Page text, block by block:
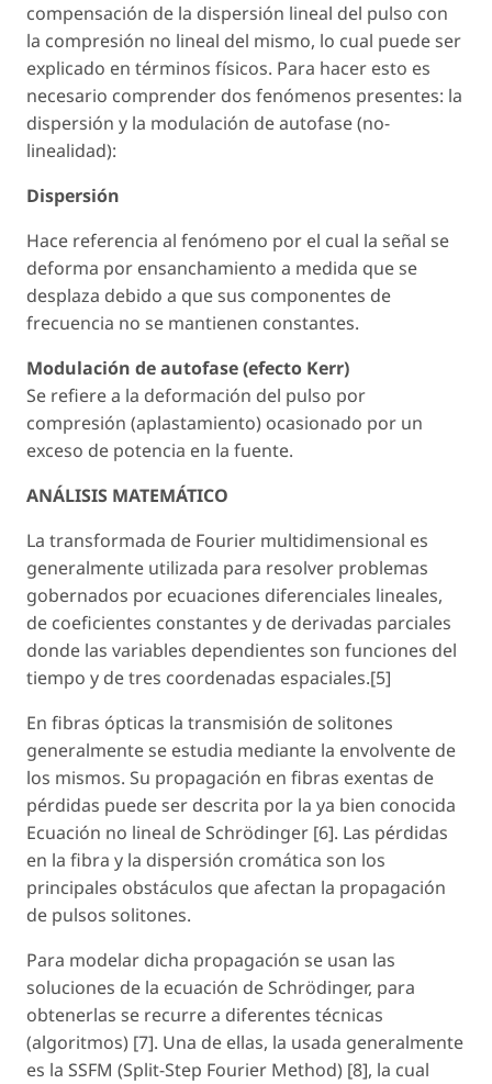
compensación de la dispersión lineal del pulso con
la compresión no lineal del mismo, lo cual puede ser
explicado en términos físicos. Para hacer esto es
necesario comprender dos fenómenos presentes: la
dispersión y la modulación de autofase (no-
linealidad):
Dispersión
Hace referencia al fenómeno por el cual la señal se
deforma por ensanchamiento a medida que se
desplaza debido a que sus componentes de
frecuencia no se mantienen constantes.
Modulación de autofase (efecto Kerr)
Se refiere a la deformación del pulso por
compresión (aplastamiento) ocasionado por un
exceso de potencia en la fuente.
ANÁLISIS MATEMÁTICO
La transformada de Fourier multidimensional es
generalmente utilizada para resolver problemas
gobernados por ecuaciones diferenciales lineales,
de coeficientes constantes y de derivadas parciales
donde las variables dependientes son funciones del
tiempo y de tres coordenadas espaciales.[5]
En fibras ópticas la transmisión de solitones
generalmente se estudia mediante la envolvente de
los mismos. Su propagación en fibras exentas de
pérdidas puede ser descrita por la ya bien conocida
Ecuación no lineal de Schrödinger [6]. Las pérdidas
en la fibra y la dispersión cromática son los
principales obstáculos que afectan la propagación
de pulsos solitones.
Para modelar dicha propagación se usan las
soluciones de la ecuación de Schrödinger, para
obtenerlas se recurre a diferentes técnicas
(algoritmos) [7]. Una de ellas, la usada generalmente
es la SSFM (Split-Step Fourier Method) [8], la cual